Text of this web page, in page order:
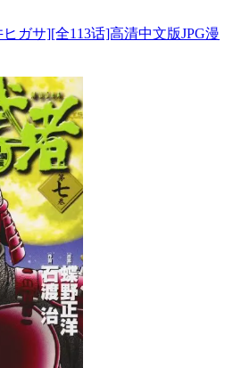
ガサ][全113话]高清中文版JPG漫